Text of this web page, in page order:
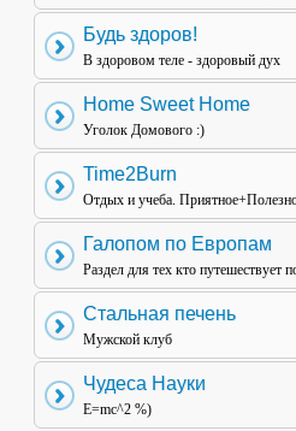
Будь здоров!
В здоровом теле - здоровый дух
Home Sweet Home
Уголок Домового :)
Time2Burn
Отдых и учеба.
Галопом по Европам
Раздел для тех кто путешествует
Стальная печень
Мужской клуб
Чудеса Науки
E=mc^2 %)